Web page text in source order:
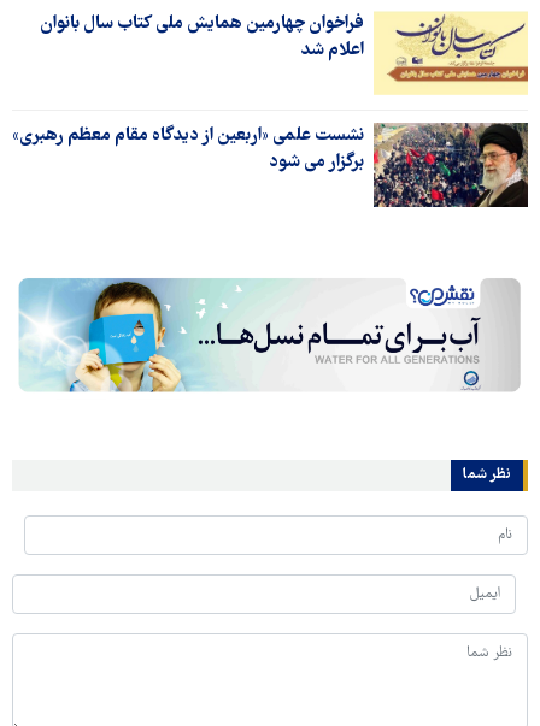
فراخوان چهارمین همایش ملی کتاب سال بانوان
اعلام شد
نشست علمی «اربعین از دیدگاه مقام معظم رهبری»
برگزار می شود
نظر شما